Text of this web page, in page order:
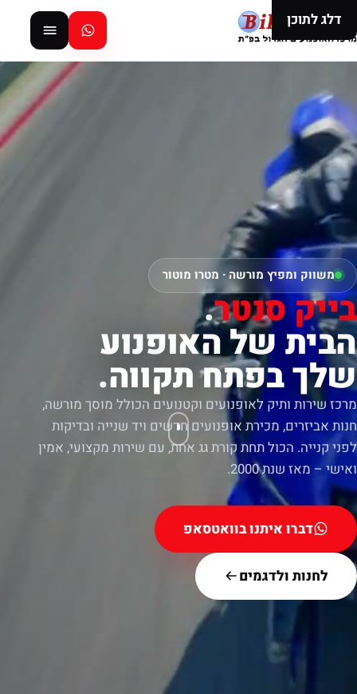
דלג לתוכן
משווק ומפיץ מורשה · מטרו מוטור
בייק סנטר.
הבית של האופנוע
שלך בפתח תקווה.
מרכז שירות ותיק לאופנועים וקטנועים הכולל מוסך מורשה,
חנות אביזרים, מכירת אופנועים חדשים ויד שנייה ובדיקות
לפני קנייה. הכול תחת קורת גג אחת, עם שירות מקצועי, אמין
ואישי – מאז שנת 2000.
דברו איתנו בוואטסאפ
לחנות ולדגמים